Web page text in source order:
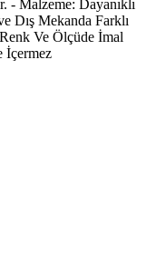
- Malzeme: Dayanıklı
Dış Mekanda Farklı
Ve Ölçüde İmal
İçermez